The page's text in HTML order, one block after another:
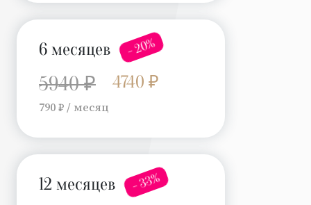
6 месяцев - 20%
5940 ₽ 4740 ₽
790 ₽ / месяц
12 месяцев - 33%